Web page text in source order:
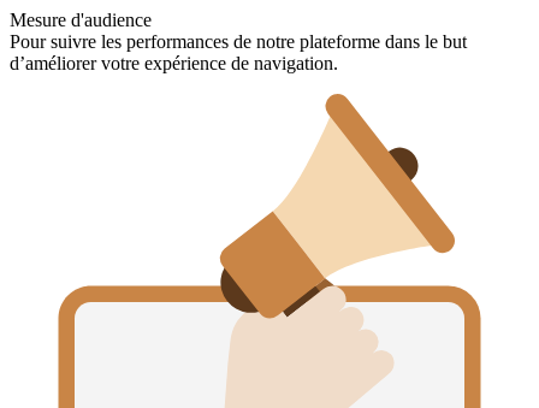
Mesure d'audience
Pour suivre les performances de notre plateforme dans le but
d’améliorer votre expérience de navigation.